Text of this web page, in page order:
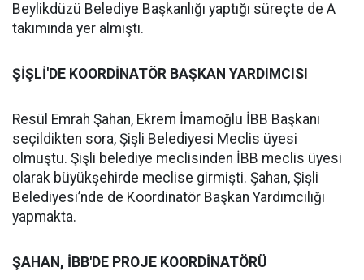
Beylikdüzü Belediye Başkanlığı yaptığı süreçte de A
takımında yer almıştı.
ŞİŞLİ'DE KOORDİNATÖR BAŞKAN YARDIMCISI
Resül Emrah Şahan, Ekrem İmamoğlu İBB Başkanı
seçildikten sora, Şişli Belediyesi Meclis üyesi
olmuştu. Şişli belediye meclisinden İBB meclis üyesi
olarak büyükşehirde meclise girmişti. Şahan, Şişli
Belediyesi’nde de Koordinatör Başkan Yardımcılığı
yapmakta.
ŞAHAN, İBB'DE PROJE KOORDİNATÖRÜ